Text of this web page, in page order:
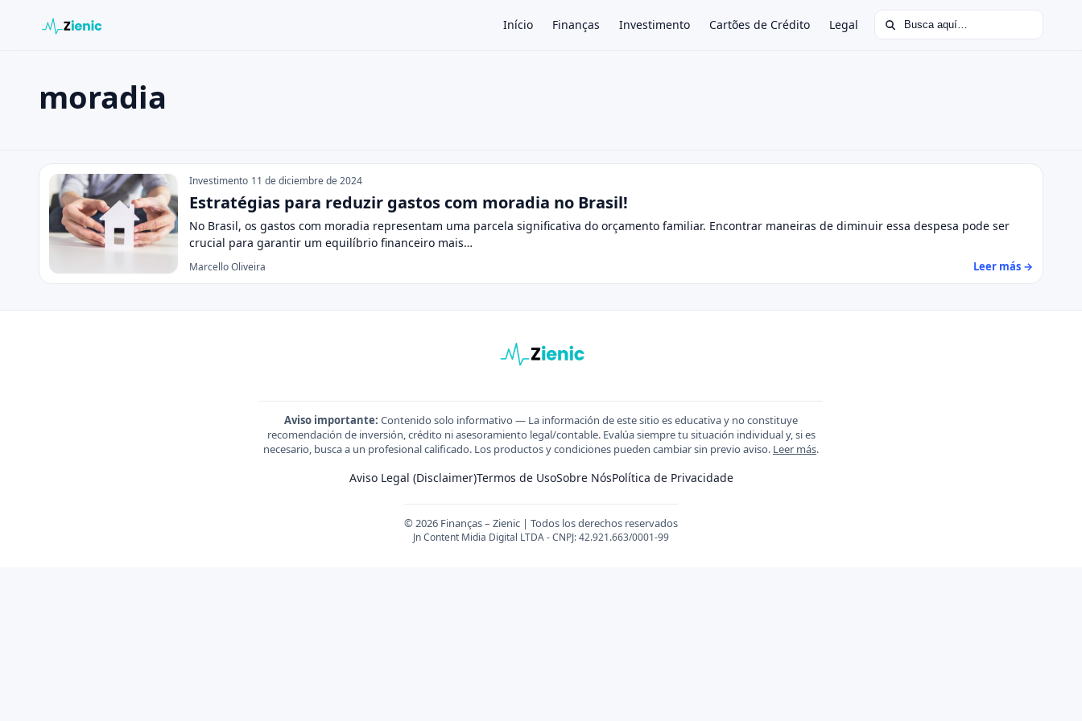
Início Finanças Investimento Cartões de Crédito Legal Buscar:
Buscar en el sitio
Pulsa Enter para buscar o ESC para cerrar.
moradia
moradia Investimento 11 de diciembre de 2024
Estratégias para reduzir gastos com moradia no Brasil!
No Brasil, os gastos com moradia representam uma parcela significativa do orçamento familiar. Encontrar maneiras de diminuir essa despesa pode ser
crucial para garantir um equilíbrio financeiro mais…
Marcello Oliveira Leer más →
Aviso importante: Contenido solo informativo — La información de este sitio es educativa y no constituye
recomendación de inversión, crédito ni asesoramiento legal/contable. Evalúa siempre tu situación individual y, si es
necesario, busca a un profesional calificado. Los productos y condiciones pueden cambiar sin previo aviso. Leer más.
Aviso Legal (Disclaimer)Termos de UsoSobre NósPolítica de Privacidade
© 2026 Finanças – Zienic | Todos los derechos reservados
Jn Content Midia Digital LTDA - CNPJ: 42.921.663/0001-99